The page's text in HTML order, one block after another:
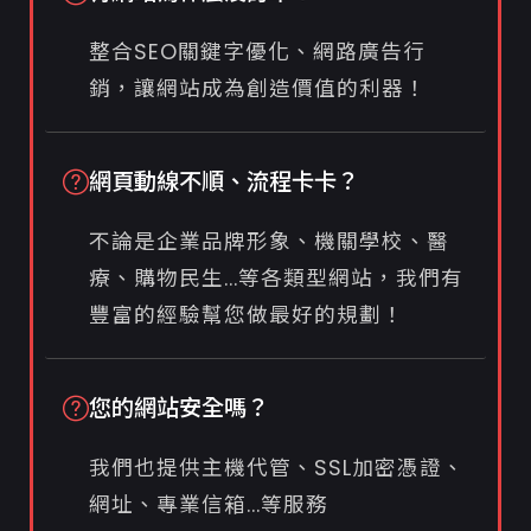
整合SEO關鍵字優化、網路廣告行
銷，讓網站成為創造價值的利器！
網頁動線不順、流程卡卡？
不論是企業品牌形象、機關學校、醫
療、購物民生...等各類型網站，我們有
豐富的經驗幫您做最好的規劃！
您的網站安全嗎？
我們也提供主機代管、SSL加密憑證、
網址、專業信箱...等服務